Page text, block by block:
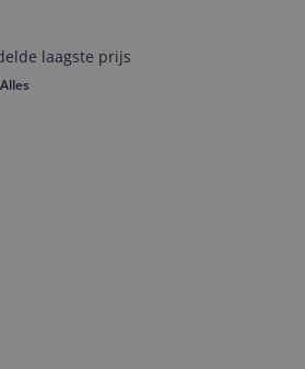
laagste prijs
Alles